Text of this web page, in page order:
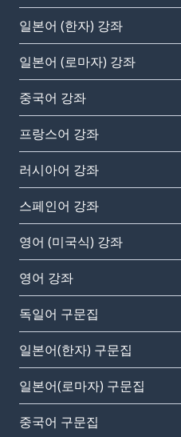
일본어 (한자) 강좌
일본어 (로마자) 강좌
중국어 강좌
프랑스어 강좌
러시아어 강좌
스페인어 강좌
영어 (미국식) 강좌
영어 강좌
독일어 구문집
일본어(한자) 구문집
일본어(로마자) 구문집
중국어 구문집